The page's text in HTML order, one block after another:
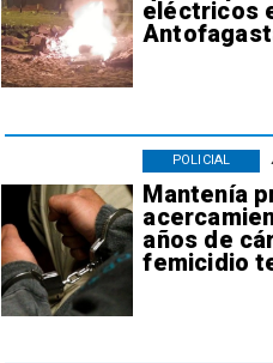
eléctricos
Mantenía
años de
femicidio
POLICIAL